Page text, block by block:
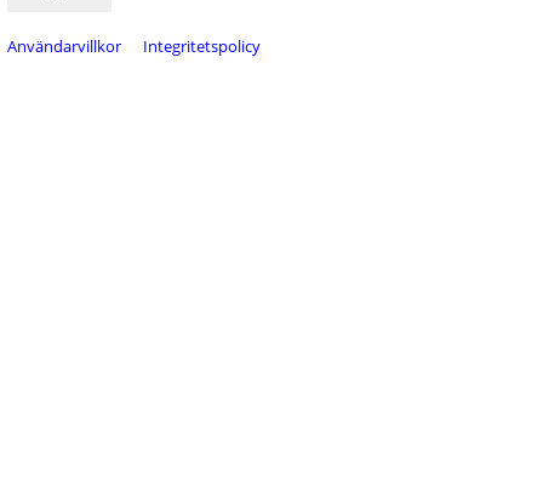
Användarvillkor Integritetspolicy